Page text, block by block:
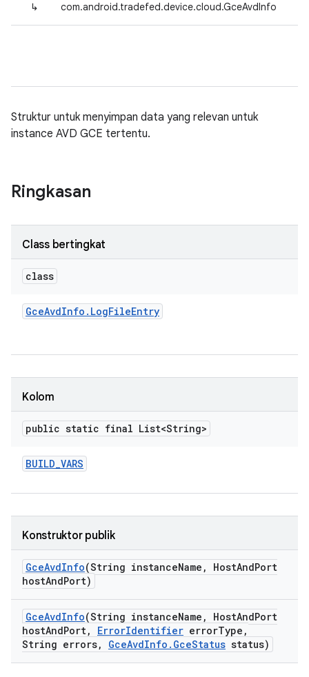
↳ com.android.tradefed.device.cloud.GceAvdInfo
Struktur untuk menyimpan data yang relevan untuk
instance AVD GCE tertentu.
Ringkasan
Class bertingkat
class
GceAvdInfo . LogFileEntry
Kolom
public static final List<String>
BUILD_VARS
Konstruktor publik
GceAvdInfo(String instanceName , HostAndPort
hostAndPort)
GceAvdInfo(String instanceName , HostAndPort
hostAndPort, ErrorIdentifier errorType ,
String errors, GceAvdInfo . GceStatus status)